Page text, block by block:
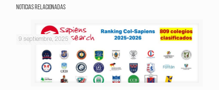
Noticias relacionadas
9 septiembre, 2025